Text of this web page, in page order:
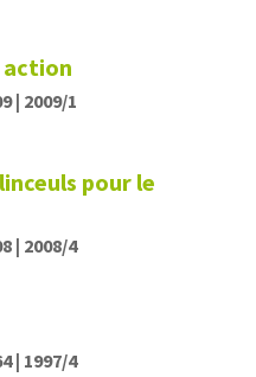
action
| 2009/1
pour le
| 2008/4
| 1997/4